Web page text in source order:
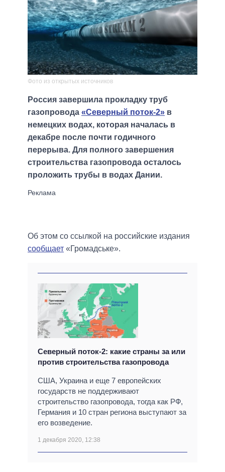
Фото из открытых источников
Россия завершила прокладку труб
газопровода «Северный поток-2» в
немецких водах, которая началась в
декабре после почти годичного
перерыва. Для полного завершения
строительства газопровода осталось
проложить трубы в водах Дании.
Об этом со ссылкой на российские издания
сообщает «Громадське».
Северный поток-2: какие страны за или
против строительства газопровода
США, Украина и еще 7 европейских
государств не поддерживают
строительство газопровода, тогда как РФ,
Германия и 10 стран региона выступают за
его возведение.
1 декабря 2020, 12:38